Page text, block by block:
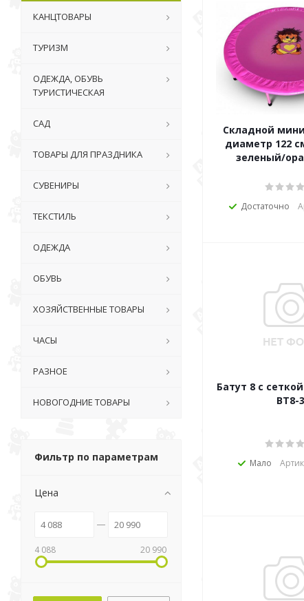
Складной
диаметр 122
зеленый/
Достаточно
Батут 8 с
ВТ8-3
Мало
КАНЦТОВАРЫ
ТУРИЗМ
ОДЕЖДА, ОБУВЬ
ТУРИСТИЧЕСКАЯ
САД
ТОВАРЫ ДЛЯ ПРАЗДНИКА
СУВЕНИРЫ
ТЕКСТИЛЬ
ОДЕЖДА
ОБУВЬ
ХОЗЯЙСТВЕННЫЕ ТОВАРЫ
ЧАСЫ
РАЗНОЕ
НОВОГОДНИЕ ТОВАРЫ
Фильтр по параметрам
Цена
4 088 20 990